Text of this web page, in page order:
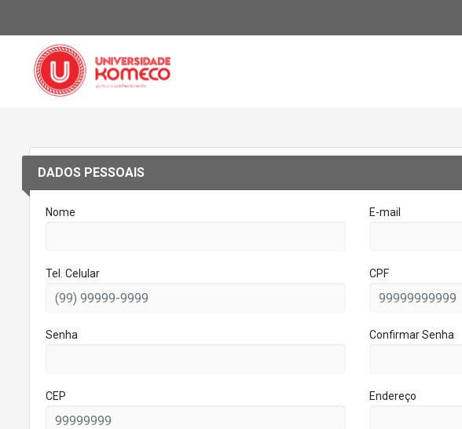
DADOS PESSOAIS
Nome E-mail
Tel. Celular CPF
Senha Confirmar Senha
CEP Endereço